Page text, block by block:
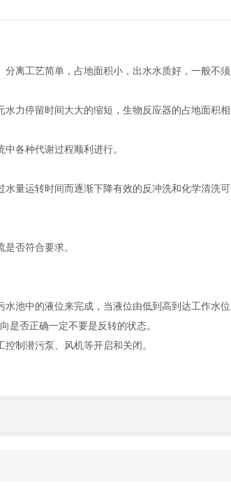
离工艺简单，占地面积小，出水水质好，一般不须
力停留时间大大的缩短，生物反应器的占地面积相
各种代谢过程顺利进行。
量运转时间而逐渐下降有效的反冲洗和化学清洗可
否符合要求。
池中的液位来完成，当液位由低到高到达工作水位
是否正确一定不要是反转的状态。
制潜污泵、风机等开启和关闭。